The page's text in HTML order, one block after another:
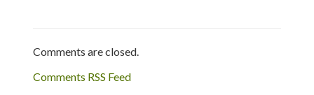
Comments are closed.
Comments RSS Feed